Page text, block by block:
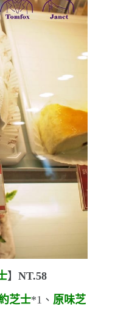
】 NT.58
芝士*1 、 原味芝